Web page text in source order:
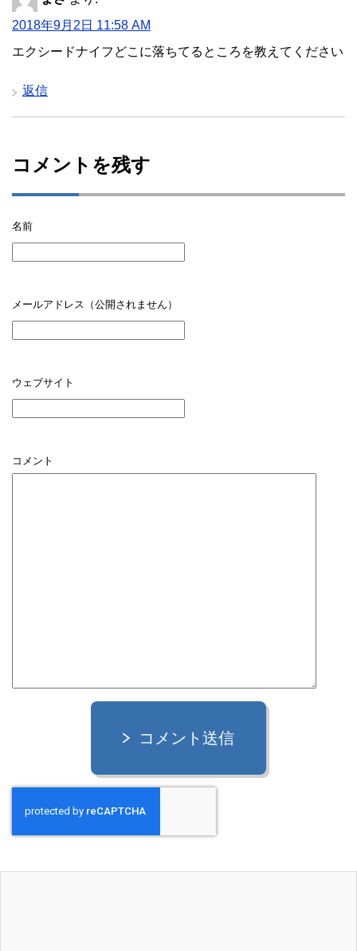
2018年9月2日 11:58 AM
エクシードナイフどこに落ちてるところを教えてください
返信
コメントを残す
名前
メールアドレス（公開されません）
ウェブサイト
コメント
コメント送信